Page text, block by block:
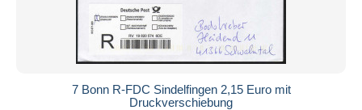
7 Bonn R-FDC Sindelfingen 2,15 Euro mit
Druckverschiebung